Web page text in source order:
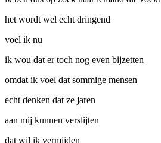
het wordt wel echt dringend
voel ik nu
ik wou dat er toch nog even bijzetten
omdat ik voel dat sommige mensen
echt denken dat ze jaren
aan mij kunnen verslijten
dat wil ik vermijden